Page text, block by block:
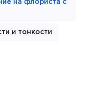
на флориста с
и тонкости